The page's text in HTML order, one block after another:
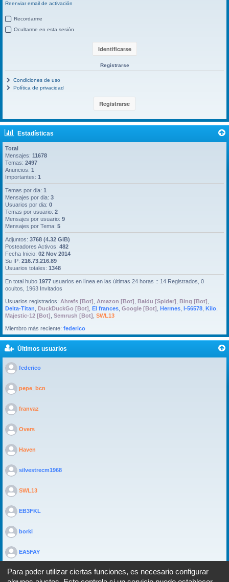
Reenviar email de activación
Recordarme
Ocultarme en esta sesión
Registrarse
Condiciones de uso
Política de privacidad
Estadísticas
Total
Mensajes: 11678
Temas: 2497
Anuncios: 1
Importantes: 1
Temas por dia: 1
Mensajes por dia: 3
Usuarios por dia: 0
Temas por usuario: 2
Mensajes por usuario: 9
Mensajes por Tema: 5
Adjuntos: 3768 (4.32 GiB)
Posteadores Activos: 482
Fecha Inicio: 02 Nov 2014
Su IP: 216.73.216.89
Usuarios totales: 1348
En total hubo 1977 usuarios en línea en las últimas 24 horas :: 14 Registrados, 0
ocultos, 1963 Invitados
Usuarios registrados: Ahrefs [Bot] Amazon [Bot] Baidu [Spider] Bing [Bot]
Delta-Titan DuckDuckGo [Bot] El frances Google [Bot] Hermes I-56578 Kilo
Majestic-12 [Bot] Semrush [Bot] SWL13
Miembro más reciente: federico
Últimos usuarios
> federico
> pepe_bcn
> franvaz
> Overs
> Haven
> silvestrecm1968
> SWL13
> EB3FKL
> borki
> EA5FAY
Para poder utilizar ciertas funciones, es necesario configurar